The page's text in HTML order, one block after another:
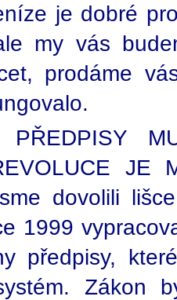
je dobré
my vás
prodáme
JE
dovolili
1999
předpisy,
Zákon